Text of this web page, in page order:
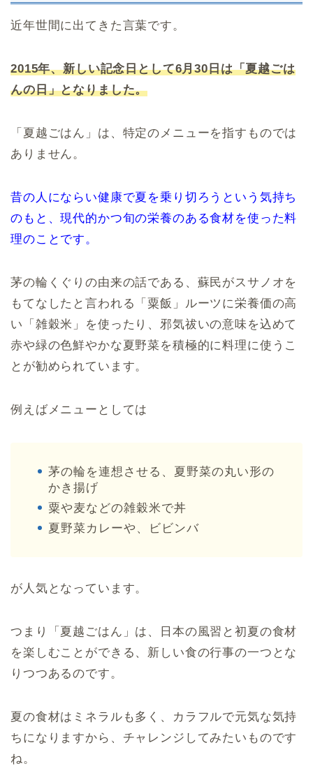
近年世間に出てきた言葉です。
2015年、新しい記念日として6月30日は「夏越ごは
んの日」となりました。
「夏越ごはん」は、特定のメニューを指すものでは
ありません。
昔の人にならい健康で夏を乗り切ろうという気持ち
のもと、現代的かつ旬の栄養のある食材を使った料
理のことです。
茅の輪くぐりの由来の話である、蘇民がスサノオを
もてなしたと言われる「粟飯」ルーツに栄養価の高
い「雑穀米」を使ったり、邪気祓いの意味を込めて
赤や緑の色鮮やかな夏野菜を積極的に料理に使うこ
とが勧められています。
例えばメニューとしては
茅の輪を連想させる、夏野菜の丸い形の
かき揚げ
粟や麦などの雑穀米で丼
夏野菜カレーや、ビビンバ
が人気となっています。
つまり「夏越ごはん」は、日本の風習と初夏の食材
を楽しむことができる、新しい食の行事の一つとな
りつつあるのです。
夏の食材はミネラルも多く、カラフルで元気な気持
ちになりますから、チャレンジしてみたいものです
ね。